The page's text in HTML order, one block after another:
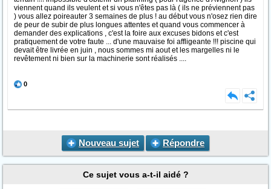
viennent quand ils veulent et si vous n'êtes pas là ( ils ne préviennent pas
) vous allez poireauter 3 semaines de plus ! au début vous n'osez rien dire
de peur de subir de plus longues attentes et quand vous commencer à
demander des explications , c'est la foire aux excuses bidons et c'est
pratiquement de votre faute ... d'une mauvaise foi affligeante !!! piscine qui
devait être livrée en juin , nous sommes mi aout et les margelles ni le
revêtement ni bien sur la machinerie sont réalisés ....
0
Nouveau sujet Répondre
Ce sujet vous a-t-il aidé ?